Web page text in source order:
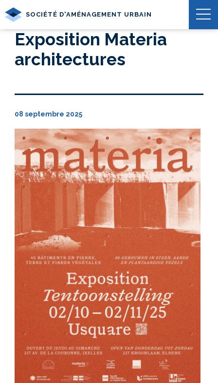
SOCIÉTÉ D'AMÉNAGEMENT URBAIN
Exposition Materia
architectures
08 septembre 2025